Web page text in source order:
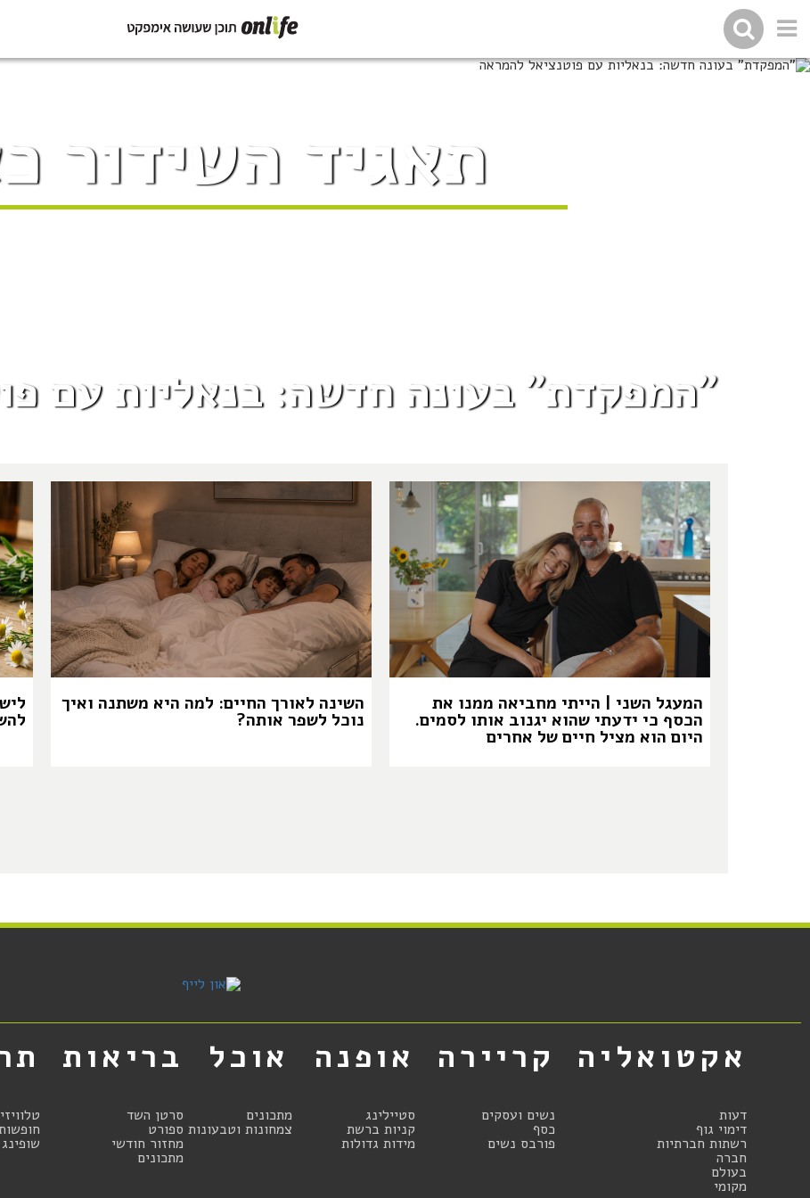
תאגיד השידור
"המפקדת" בעונה חדשה: בנאליות עם
המעגל השני | הייתי מחביאה ממנו את
הכסף כי ידעתי שהוא יגנוב אותו לסמים.
היום הוא מציל חיים של אחרים
השינה לאורך החיים: למה היא משתנה ואיך
נוכל לשפר אותה?
אקטואליה
דעות
דימוי גוף
רשתות חברתיות
חברה
בעולם
מקומי
קריירה
נשים ועסקים
כסף
פורבס נשים
אופנה
סטיילינג
קניות ברשת
מידות גדולות
אוכל
מתכונים
צמחונות וטבעונות
בריאות
סרטן השד
ספורט
מחזור חודשי
מתכונים
שופינג